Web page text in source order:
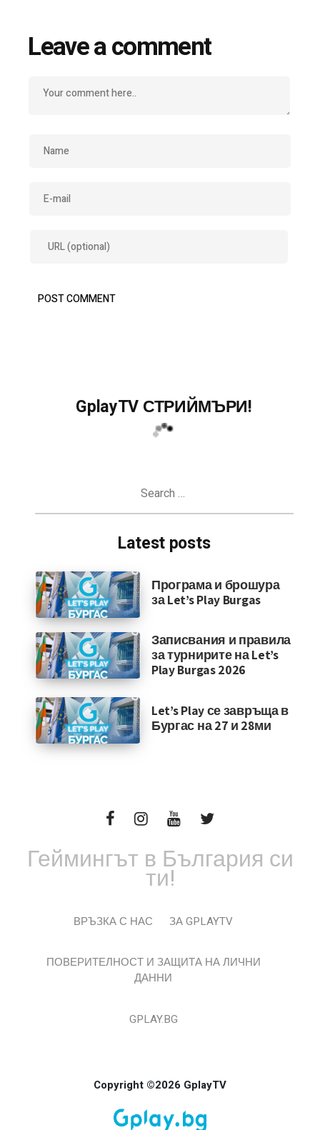
Leave a comment
GplayTV СТРИЙМЪРИ!
Latest posts
Програма и брошура
за Let’s Play Burgas
Записвания и правила
за турнирите на Let’s
Play Burgas 2026
Let’s Play се завръща в
Бургас на 27 и 28ми
Геймингът в България си
ти!
ВРЪЗКА С НАС ЗА GPLAYTV
ПОВЕРИТЕЛНОСТ И ЗАЩИТА НА ЛИЧНИ
ДАННИ
GPLAY.BG
Copyright ©2026 GplayTV